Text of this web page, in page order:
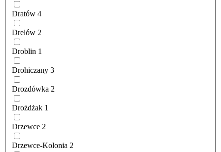
Dratów 4
Drelów 2
Droblin 1
Drohiczany 3
Drozdówka 2
Drożdżak 1
Drzewce 2
Drzewce-Kolonia 2